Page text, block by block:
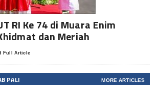
RI Ke 74 di Muara Enim
dan Meriah
Full Article
PALI MORE ARTICLES